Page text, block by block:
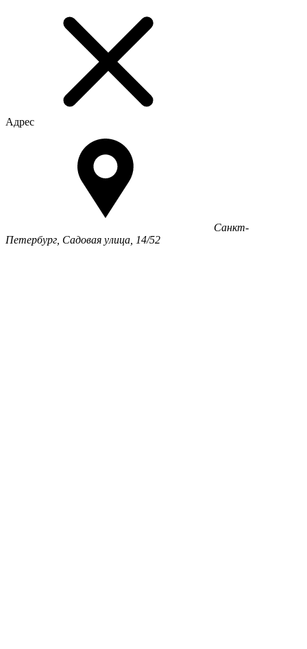
Адрес
Санкт-
Петербург, Садовая улица, 14/52